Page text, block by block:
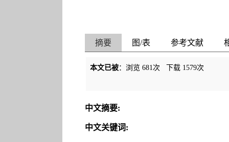
摘要 图/表 参考文献
本文已被：浏览 681次 下载 1579次
中文摘要:
中文关键词: